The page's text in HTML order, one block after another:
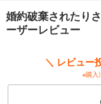
婚約破棄されたり
ーザーレビュー
＼ レビュー
※購入